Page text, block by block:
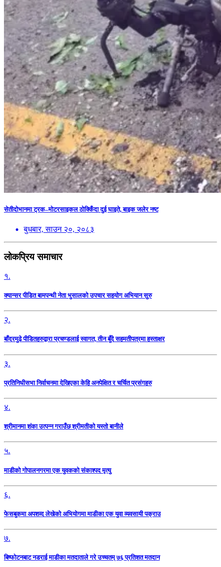
सेतीदोभानमा ट्रक–मोटरसाइकल ठोक्किँदा दुई घाइते, बाइक जलेर नष्ट
बुधबार, साउन २०, २०८३
लोकप्रिय समाचार
१.
क्यान्सर पीडित बामपन्थी नेता भुसालकाे उपचार सहयोग अभियान सुरु
२.
बाँदरमुढे पीडितहरुद्वारा प्रचण्डलाई स्वागत, तीन बुँदे सहमतीपत्रमा हस्ताक्षर
३.
प्रतिनिधीसभा निर्वाचनमा देखिएका केहि अनपेक्षित र चर्चित प्रसंगहरु
४.
श्रीमानमा शंका उत्पन्न गराउँछ श्रीमतीको यस्तो बानीले
५.
माडीको गोपालनगरमा एक युवकको संकाश्पद मृत्यु
६.
फेसबुकमा अपशव्द लेखेको अभियोगमा माडीका एक युवा व्यवसायी पक्राउ
७.
बिष्फोटनबाट नडराई माडीका मतदाताले गरे उच्चतम् ७६ प्रतिशत मतदान